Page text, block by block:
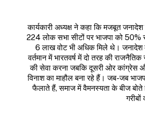
कार्यकारी अध्यक्ष ने कहा कि मजबूत
224 लोक सभा सीटों पर भाजपा को 50%
6 लाख वोट भी अधिक मिले थे। जनादेश
वर्तमान में भारतवर्ष में दो तरह की
की सेवा करना जबकि दूसरी ओर कांग्रेस
विनाश का माहौल बना रहे हैं। जब-जब
फैलाते हैं, समाज में वैमनस्यता के बीज बोते